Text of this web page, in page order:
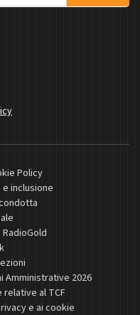
Policy
inclusione
Amministrative 2026
al TCF
e ai cookie